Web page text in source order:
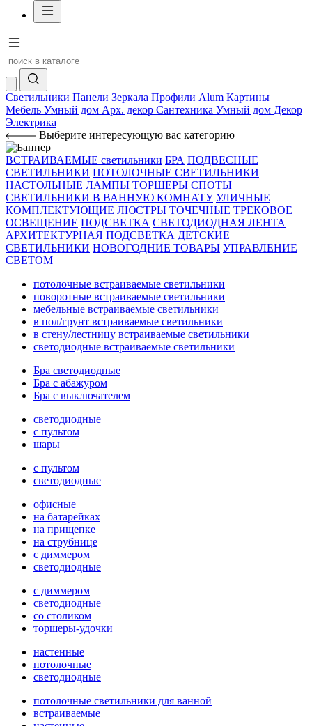
Светильники Панели Зеркала Профили Alum Картины
Мебель Умный дом Арх. декор Сантехника Умный дом Декор
Электрика
Выберите интересующую вас категорию
ВСТРАИВАЕМЫЕ светильники БРА ПОДВЕСНЫЕ
СВЕТИЛЬНИКИ ПОТОЛОЧНЫЕ СВЕТИЛЬНИКИ
НАСТОЛЬНЫЕ ЛАМПЫ ТОРШЕРЫ СПОТЫ
СВЕТИЛЬНИКИ В ВАННУЮ КОМНАТУ УЛИЧНЫЕ
КОМПЛЕКТУЮЩИЕ ЛЮСТРЫ ТОЧЕЧНЫЕ ТРЕКОВОЕ
ОСВЕЩЕНИЕ ПОДСВЕТКА СВЕТОДИОДНАЯ ЛЕНТА
АРХИТЕКТУРНАЯ ПОДСВЕТКА ДЕТСКИЕ
СВЕТИЛЬНИКИ НОВОГОДНИЕ ТОВАРЫ УПРАВЛЕНИЕ
СВЕТОМ
потолочные встраиваемые светильники
поворотные встраиваемые светильники
мебельные встраиваемые светильники
в пол/грунт встраиваемые светильники
в стену/лестницу встраиваемые светильники
светодиодные встраиваемые светильники
Бра светодиодные
Бра с абажуром
Бра с выключателем
светодиодные
с пультом
шары
с пультом
светодиодные
офисные
на батарейках
на прищепке
на струбнице
с диммером
светодиодные
с диммером
светодиодные
со столиком
торшеры-удочки
настенные
потолочные
светодиодные
потолочные светильники для ванной
встраиваемые